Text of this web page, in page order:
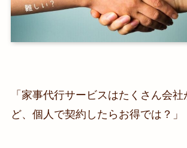
「家事代行サービスはたくさん会
ど、個人で契約したらお得では？」